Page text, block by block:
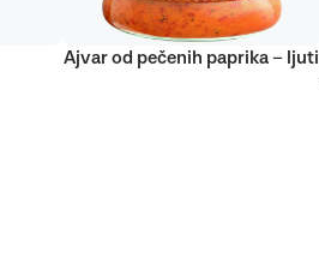
Ajvar od pečenih paprika – ljuti